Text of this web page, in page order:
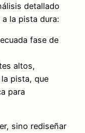
detallado
la pista dura:
fase de
altos,
pista, que
para
sino rediseñar